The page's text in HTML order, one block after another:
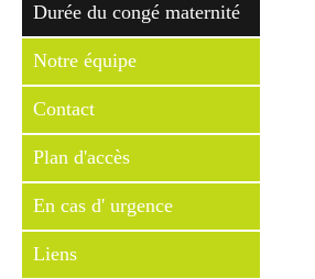
Durée du congé maternité
Notre équipe
Contact
Plan d'accès
En cas d' urgence
Liens